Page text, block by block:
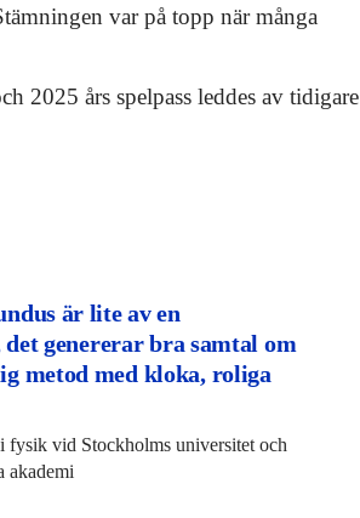
var på topp när många
2025 års spelpass leddes av tidigare
är lite av en
genererar bra samtal om
metod med kloka, roliga
fysik vid Stockholms universitet och
akademi